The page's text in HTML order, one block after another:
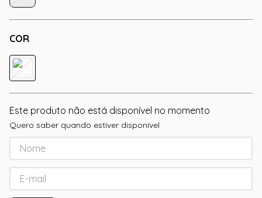
COR
Este produto não está disponível no momento
Quero saber quando estiver disponível